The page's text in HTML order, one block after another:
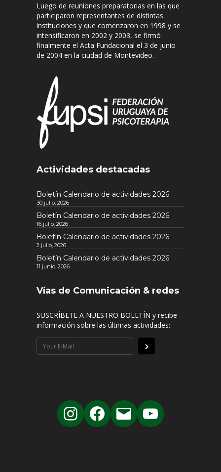
Luego de reuniones preparatorias en las que
participaron representantes de distintas
instituciones y que comenzaron en 1998 y se
intensificaron en 2002 y 2003, se firmó
finalmente el Acta Fundacional el 3 de junio
de 2004 en la ciudad de Montevideo.
Actividades destacadas
Boletín Calendario de actividades 2026
30 julio, 2026
Boletín Calendario de actividades 2026
16 julio, 2026
Boletín Calendario de actividades 2026
2 julio, 2026
Boletín Calendario de actividades 2026
11 junio, 2026
Vías de Comunicación & redes
SUSCRÍBETE A NUESTRO BOLETÍN y recibe
información sobre las últimas actividades: